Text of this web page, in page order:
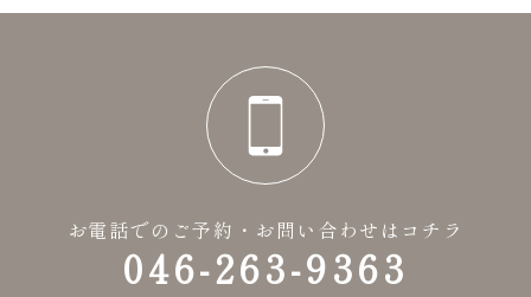
お電話でのご予約・お問い合わせはコチラ
046-263-9363